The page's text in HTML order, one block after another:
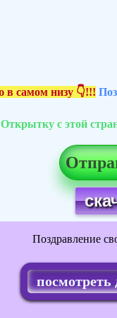
самом низу 👇!!!
Открытку с этой
Поздравление
посмотреть